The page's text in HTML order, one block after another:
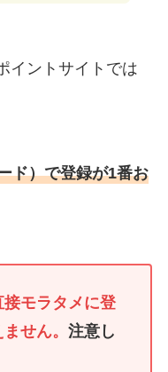
イントサイトでは
ド）で登録が1番お
接モラタメに登
せん。 注意し